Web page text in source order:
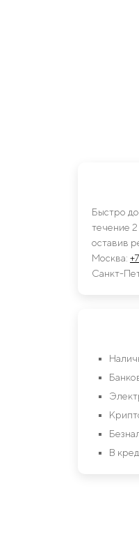
Быстро
течение
оставив
Москва:
Санкт-
В